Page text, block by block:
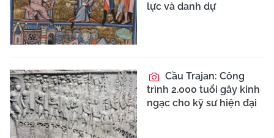
lực và danh dự
Cầu Trajan: Công
trình 2.000 tuổi gây kinh
ngạc cho kỹ sư hiện đại